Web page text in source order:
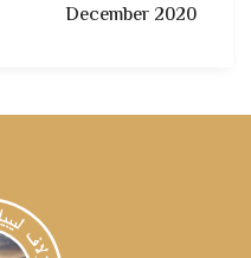
December 2020